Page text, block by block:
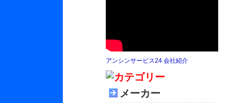
アンシンサービス24 会社紹介
メーカー